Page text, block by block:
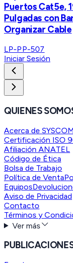
Puertos Cat5e,
Pulgadas con
Organizar Cable
LP-PP-507
Iniciar Sesión
QUIENES
Acerca de SYSCOM
Certificación ISO
Afiliación ANATEL
Código de Ética
Bolsa de Trabajo
Política de Venta
Equipos
Aviso de Privacidad
Contacto
Términos y
Ver más